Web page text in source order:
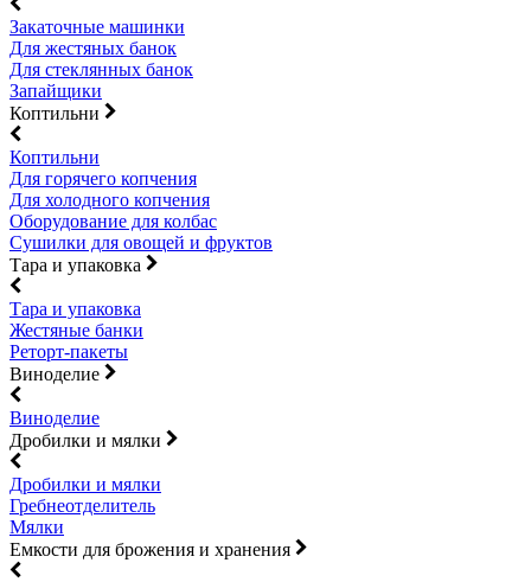
Закаточные машинки
Для жестяных банок
Для стеклянных банок
Запайщики
Коптильни
Коптильни
Для горячего копчения
Для холодного копчения
Оборудование для колбас
Сушилки для овощей и фруктов
Тара и упаковка
Тара и упаковка
Жестяные банки
Реторт-пакеты
Виноделие
Виноделие
Дробилки и мялки
Дробилки и мялки
Гребнеотделитель
Мялки
Емкости для брожения и хранения